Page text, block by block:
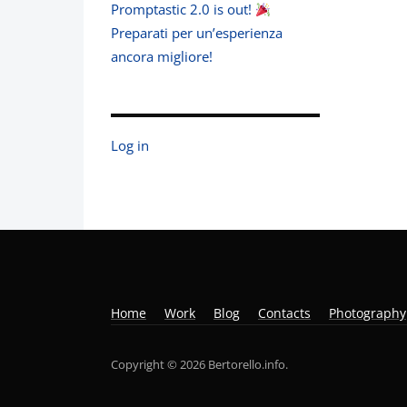
Promptastic 2.0 is out!
Preparati per un’esperienza
ancora migliore!
Log in
Home Work Blog Contacts Photography
Copyright © 2026 Bertorello.info.